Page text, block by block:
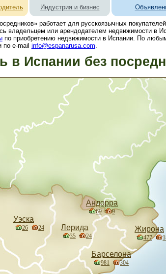
Индустрия и бизнес
работает для русскоязычных
владельцем или арендодателем недвижимости в
по приобретению недвижимости в Испании. По
e-mail info@espanarusa.com.
в Испании без
Андорра
69 9
Барселона
981 304
Жирона
477
Лерида
35 24
Уэска
26 24